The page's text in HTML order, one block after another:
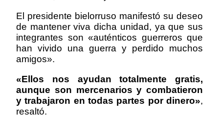
El presidente bielorruso manifestó su deseo
de mantener viva dicha unidad, ya que sus
integrantes son «auténticos guerreros que
han vivido una guerra y perdido muchos
amigos».
«Ellos nos ayudan totalmente gratis,
aunque son mercenarios y combatieron
y trabajaron en todas partes por dinero»,
resaltó.